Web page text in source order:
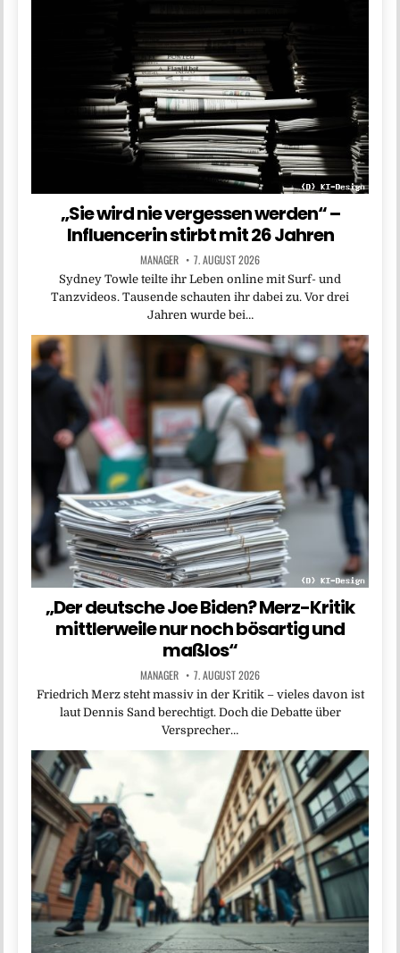
„Sie wird nie vergessen werden“ –
Influencerin stirbt mit 26 Jahren
MANAGER 7. AUGUST 2026
Sydney Towle teilte ihr Leben online mit Surf- und
Tanzvideos. Tausende schauten ihr dabei zu. Vor drei
Jahren wurde bei…
„Der deutsche Joe Biden? Merz-Kritik
mittlerweile nur noch bösartig und
maßlos“
MANAGER 7. AUGUST 2026
Friedrich Merz steht massiv in der Kritik – vieles davon ist
laut Dennis Sand berechtigt. Doch die Debatte über
Versprecher…